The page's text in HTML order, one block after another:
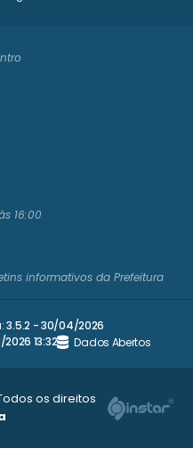
16:00
informativos da Prefeitura
3.5.2 - 30/04/2026
13:32 Dados Abertos
os direitos